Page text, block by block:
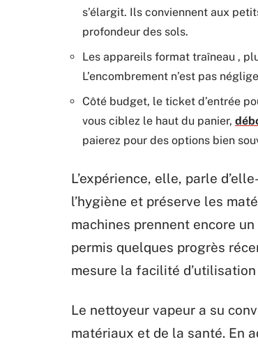
s’élargit. Ils conviennent aux
profondeur des sols.
Les appareils format traîneau ­,
L’encombrement n’est pas
Côté budget, le ticket d’entrée
vous ciblez le haut du panier,
paierez pour des options bien
L’expérience, elle, parle
l’hygiène et préserve les
machines prennent encore
permis quelques progrès
mesure la facilité
Le nettoyeur vapeur a su
matériaux et de la santé. En